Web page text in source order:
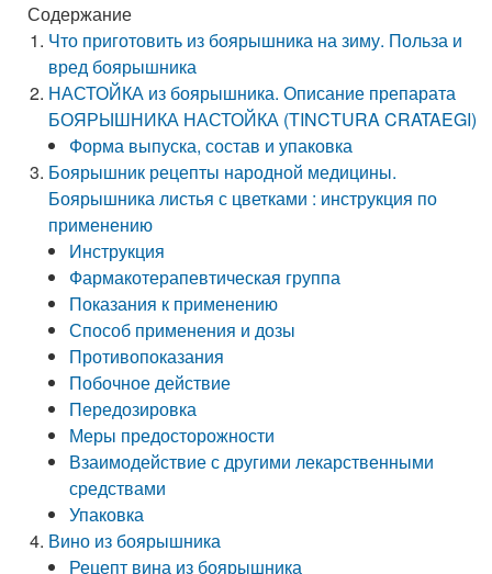
Содержание
Что приготовить из боярышника на зиму. Польза и
вред боярышника
НАСТОЙКА из боярышника. Описание препарата
БОЯРЫШНИКА НАСТОЙКА (TINCTURA CRATAEGI)
Форма выпуска, состав и упаковка
Боярышник рецепты народной медицины.
Боярышника листья с цветками : инструкция по
применению
Инструкция
Фармакотерапевтическая группа
Показания к применению
Способ применения и дозы
Противопоказания
Побочное действие
Передозировка
Меры предосторожности
Взаимодействие с другими лекарственными
средствами
Упаковка
Вино из боярышника
Рецепт вина из боярышника